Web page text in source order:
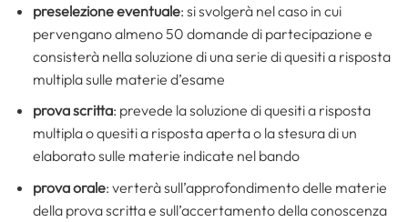
preselezione eventuale: si svolgerà nel caso in cui
pervengano almeno 50 domande di partecipazione e
consisterà nella soluzione di una serie di quesiti a risposta
multipla sulle materie d’esame
prova scritta: prevede la soluzione di quesiti a risposta
multipla o quesiti a risposta aperta o la stesura di un
elaborato sulle materie indicate nel bando
prova orale: verterà sull’approfondimento delle materie
della prova scritta e sull’accertamento della conoscenza